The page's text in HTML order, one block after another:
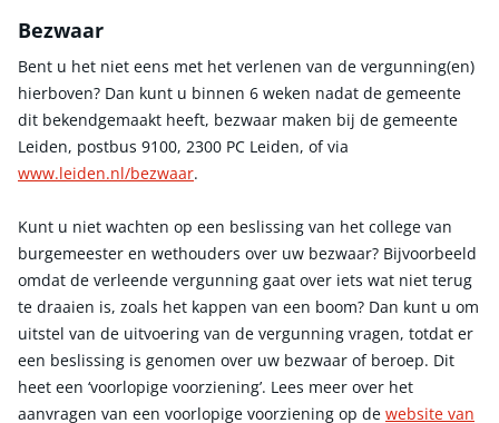
Bezwaar
Bent u het niet eens met het verlenen van de vergunning(en)
hierboven? Dan kunt u binnen 6 weken nadat de gemeente
dit bekendgemaakt heeft, bezwaar maken bij de gemeente
Leiden, postbus 9100, 2300 PC Leiden, of via
www.leiden.nl/bezwaar.
Kunt u niet wachten op een beslissing van het college van
burgemeester en wethouders over uw bezwaar? Bijvoorbeeld
omdat de verleende vergunning gaat over iets wat niet terug
te draaien is, zoals het kappen van een boom? Dan kunt u om
uitstel van de uitvoering van de vergunning vragen, totdat er
een beslissing is genomen over uw bezwaar of beroep. Dit
heet een ‘voorlopige voorziening’. Lees meer over het
aanvragen van een voorlopige voorziening op de website van